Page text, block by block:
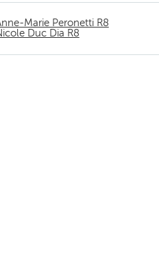
Marie Peronetti R8
Duc Dia R8